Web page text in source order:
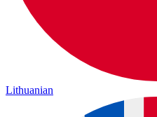
Lithuanian